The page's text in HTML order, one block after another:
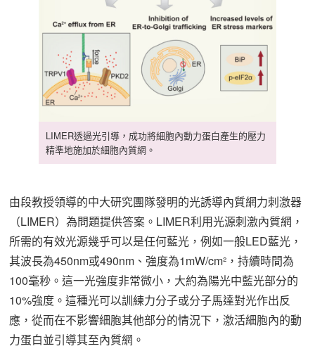
LIMER透過光引導，成功將細胞內動力蛋白產生的壓力
精準地施加於細胞內質網。
由段教授領導的中大研究團隊發明的光誘導內質網力刺激器
（LIMER）為問題提供答案。LIMER利用光源刺激內質網，
所需的有效光源幾乎可以是任何藍光，例如一般LED藍光，
其波長為450nm或490nm、強度為1mW/cm²，持續時間為
100毫秒。這一光強度非常微小，大約為陽光中藍光部分的
10%強度。這種光可以訓練力分子或分子馬達對光作出反
應，從而在不影響細胞其他部分的情況下，激活細胞內的動
力蛋白並引導其至內質網。